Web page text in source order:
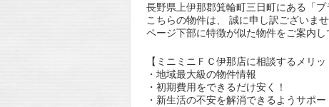
長野県上伊那郡箕輪町三日町にある「
こちらの物件は、 誠に申し訳ございま
ページ下部に特徴が似た物件をご案内
【ミニミニＦＣ伊那店に相談するメリッ
・地域最大級の物件情報
・初期費用をできるだけ安く！
・新生活の不安を解消できるようサポー